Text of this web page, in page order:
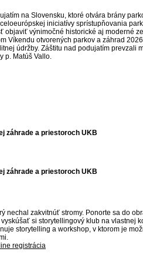
na Slovensku, ktoré otvára brány
iniciatívy sprístupňovania
výnimočné historické aj moderné
Víkendu otvorených parkov a záhrad
údržby. Záštitu nad podujatím prevzali
p. Matúš Vallo.
záhrade a priestoroch UKB
záhrade a priestoroch UKB
nechal zakvitnúť stromy. Ponorte sa do
si storytellingový klub na vlastnej
storytelling a workshop, v ktorom je
registrácia